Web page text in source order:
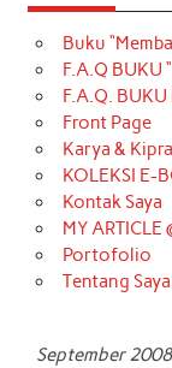
Buku
F.A.Q BUKU
F.A.Q. BUKU
Front Page
Karya &
KOLEKSI E-
Kontak Saya
MY
Portofolio
Tentang Saya
September 2008